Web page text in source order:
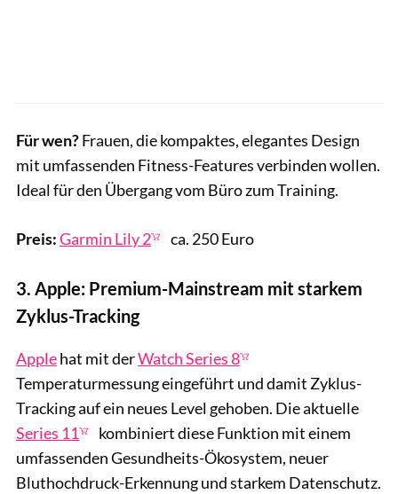
Für wen?Frauen, die kompaktes, elegantes Design
mit umfassenden Fitness-Features verbinden wollen.
Ideal für den Übergang vom Büro zum Training.
Preis:Garmin Lily 2 ca. 250 Euro
3. Apple: Premium-Mainstream mit starkem
Zyklus-Tracking
Applehat mit derWatch Series 8
Temperaturmessung eingeführt und damit Zyklus-
Tracking auf ein neues Level gehoben. Die aktuelle
Series 11
kombiniert diese Funktion mit einem
umfassenden Gesundheits-Ökosystem, neuer
Bluthochdruck-Erkennung und starkem Datenschutz.